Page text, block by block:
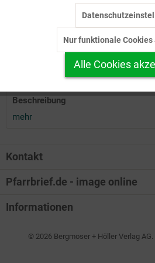
Herunterladen
Auf Ihren Merkzettel setzen
Beschreibung
mehr
Kontakt
Pfarrbrief.de - image online
Informationen
© 2026 Bergmoser + Höller Verlag
Personalisierung
Service
Nur funktionale
Alle Cookies